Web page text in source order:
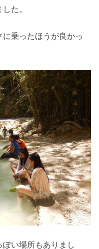
た。
乗ったほうが良かっ
い場所もありまし